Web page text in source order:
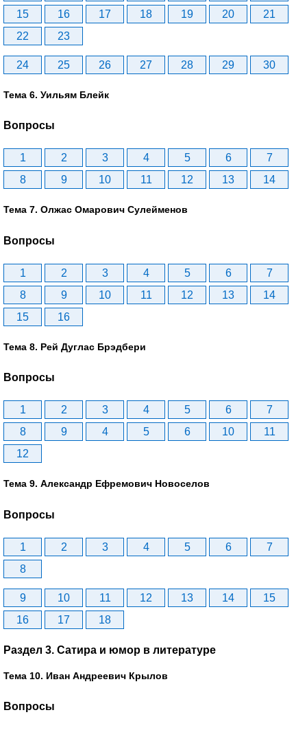
15
16 17 18 19 20
21
22
23
24 25 26 27 28 29 30
Тема 6. Уильям Блейк
Вопросы
1 2 3 4 5 6
7
8
9 10 11 12 13 14
Тема 7. Олжас Омарович Сулейменов
Вопросы
1 2 3 4 5 6
7
8
9 10 11 12 13
14
15
16
Тема 8. Рей Дуглас Брэдбери
Вопросы
1 2 3 4 5 6
7
8
9 4 5 6 10
11
12
Тема 9. Александр Ефремович Новоселов
Вопросы
1 2 3 4 5 6
7
8
9 10 11 12 13 14
15
16
17 18
Раздел 3. Сатира и юмор в литературе
Тема 10. Иван Андреевич Крылов
Вопросы